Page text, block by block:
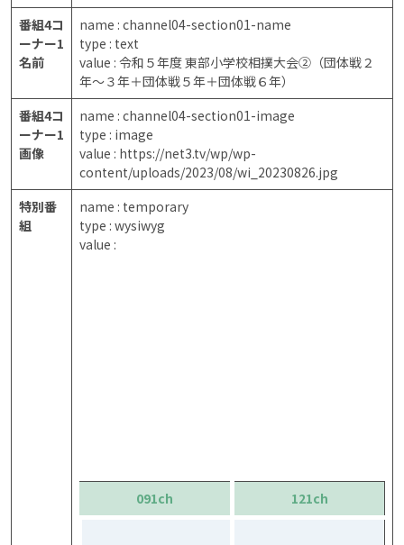
番組4コ
ーナー1
名前
name : channel04-section01-name
type : text
value : 令和５年度 東部小学校相撲大会②（団体戦２
年～３年＋団体戦５年＋団体戦６年）
番組4コ
ーナー1
画像
name : channel04-section01-image
type : image
value : https://net3.tv/wp/wp-
content/uploads/2023/08/wi_20230826.jpg
特別番
組
name : temporary
type : wysiwyg
value :
091ch 121ch